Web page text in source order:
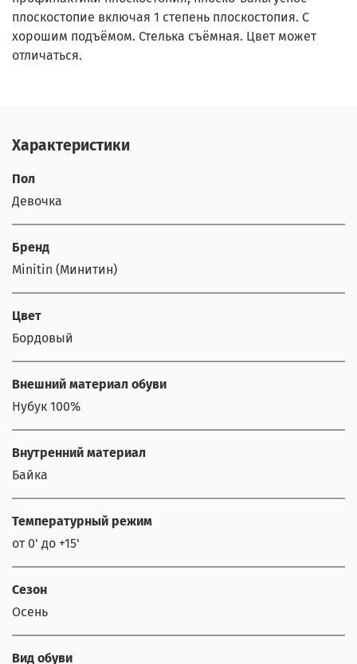
плоскостопие включая 1 степень плоскостопия. С
хорошим подъёмом. Стелька съёмная. Цвет может
отличаться.
Характеристики
Пол
Девочка
Бренд
Minitin (Минитин)
Цвет
Бордовый
Внешний материал обуви
Нубук 100%
Внутренний материал
Байка
Температурный режим
от 0' до +15'
Сезон
Осень
Вид обуви